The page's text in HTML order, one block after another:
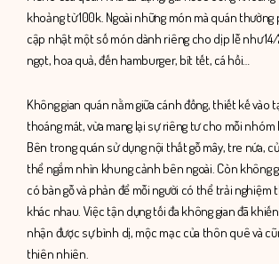
khoảng từ 100k. Ngoài những món mà quán
cập nhật một số món dành riêng cho dịp lễ như
ngọt, hoa quả, đến hamburger, bít tết, cá hồi…
Không gian quán nằm giữa cánh đồng, thiết kế vào
thoáng mát, vừa mang lại sự riêng tư cho mỗi nhóm
Bên trong quán sử dụng nội thất gỗ mây, tre nứa,
thể ngắm nhìn khung cảnh bên ngoài. Còn không
có bàn gỗ và phản để mỗi người có thể trải
khác nhau. Việc tận dụng tối đa không gian đã
nhận được sự bình dị, mộc mạc của thôn quê và
thiên nhiên.